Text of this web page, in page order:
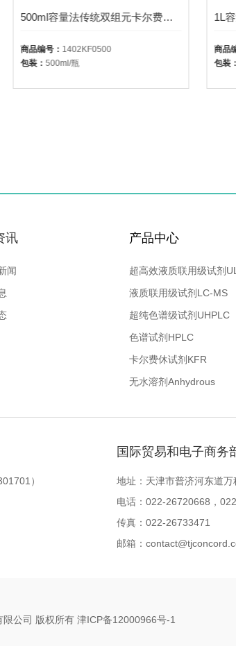
500ml容量法传统双组元卡尔费休试剂-乙溶液1402-无吡啶有机碱、二氧化硫、甲醇溶液
商品编号： 1402KF0500
包装： 500ml/瓶
商品
包装：
讯
闻
产品中心
超高效液质联用级试剂
液质联用级试剂LC-MS
超纯色谱级试剂UHPLC
色谱试剂HPLC
卡尔费休试剂KFR
无水溶剂Anhydrous
）
国际贸易和电子商务
地址：天津市普济河东道
电话：022-26720668，
传真：022-26733471
邮箱：
公司 版权所有 津ICP备12000966号-1